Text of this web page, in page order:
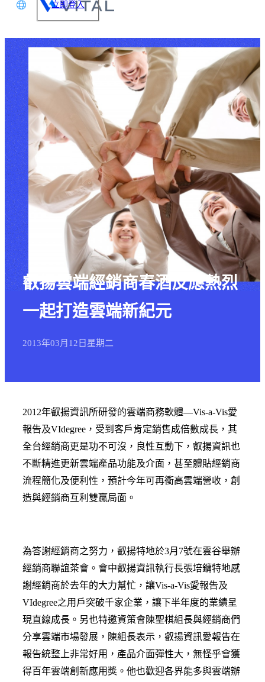
語
中文
立即登入
叡揚雲端經銷商春酒反應熱烈
一起打造雲端新紀元
2013年03月 12日 星期二
2012年叡揚資訊所研發的雲端商務軟體—Vis-a-Vis愛
報告及VIdegree，受到客戶肯定銷售成倍數成長，其
全台經銷商更是功不可沒，良性互動下，叡揚資訊也
不斷精進更新雲端產品功能及介面，甚至體貼經銷商
流程簡化及便利性，預計今年可再衝高雲端營收，創
造與經銷商互利雙贏局面。
為答謝經銷商之努力，叡揚特地於3月7號在雲谷舉辦
經銷商聯誼茶會。會中叡揚資訊執行長張培鏞特地感
謝經銷商於去年的大力幫忙，讓Vis-a-Vis愛報告及
VIdegree之用戶突破千家企業，讓下半年度的業績呈
現直線成長。另也特邀資策會陳聖棋組長與經銷商們
分享雲端市場發展，陳組長表示，叡揚資訊愛報告在
報告統整上非常好用，產品介面彈性大，無怪乎會獲
得百年雲端創新應用獎。他也歡迎各界能多與雲端辦